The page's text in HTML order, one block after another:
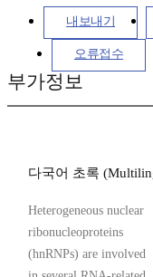
내보내기
오류접수
부가정보
다국어 초록
Heterogeneous nuclear
ribonucleoproteins
(hnRNPs) are involved